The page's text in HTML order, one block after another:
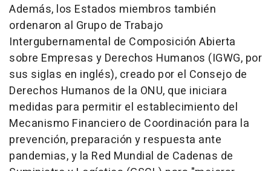
Además, los Estados miembros también
ordenaron al Grupo de Trabajo
Intergubernamental de Composición Abierta
sobre Empresas y Derechos Humanos (IGWG, por
sus siglas en inglés), creado por el Consejo de
Derechos Humanos de la ONU, que iniciara
medidas para permitir el establecimiento del
Mecanismo Financiero de Coordinación para la
prevención, preparación y respuesta ante
pandemias, y la Red Mundial de Cadenas de